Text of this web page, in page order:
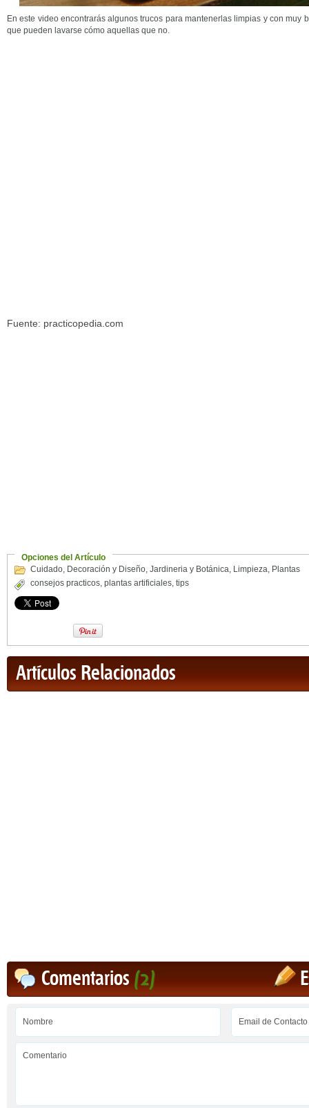
En este video encontrarás algunos trucos para mantenerlas limpias y con muy
que pueden lavarse cómo aquellas que no.
Fuente: practicopedia.com
Opciones del Artículo
Cuidado, Decoración y Diseño, Jardineria y Botánica, Limpieza, Plantas
consejos practicos, plantas artificiales, tips
Artículos Relacionados
Comentarios(2)